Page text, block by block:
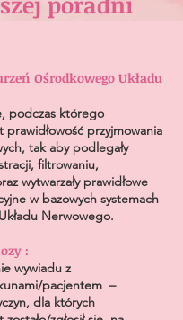
Ośrodkowego Układu
podczas którego
prawidłowość przyjmowania
tak aby podlegały
filtrowaniu,
wytwarzały prawidłowe
w bazowych systemach
Nerwowego.
:
wywiadu z
pacjentem –
dla których